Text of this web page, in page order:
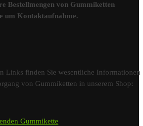
Bestellmengen von Gummiketten
um Kontaktaufnahme.
Links finden Sie wesentliche Informationen
von Gummiketten in unserem Shop:
Gummikette